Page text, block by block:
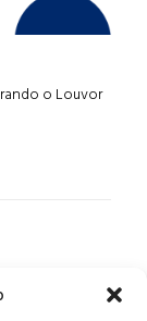
o Louvor